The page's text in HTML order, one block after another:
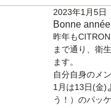
Bonne
2023年1月5日
昨年も
まで通り、衛
ます。
自分自身のメ
1月は13日(金)
う！）のパッ